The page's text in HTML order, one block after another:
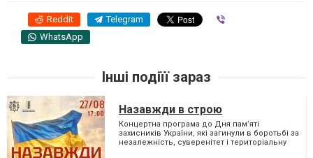
Reddit Telegram
WhatsApp
Інші подіїї зараз
Назавжди в строю
Концертна програма до Дня пам’яті
захисників України, які загинули в боротьбі за
незалежність, суверенітет і територіальну